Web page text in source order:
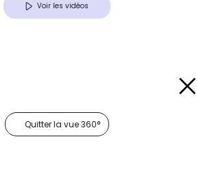
Voir les vidéos
Quitter la vue 360°